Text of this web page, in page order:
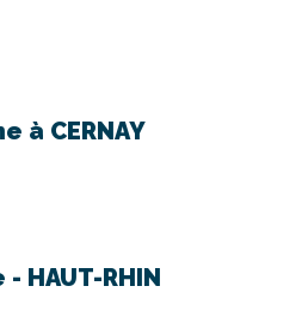
à CERNAY
- HAUT-RHIN